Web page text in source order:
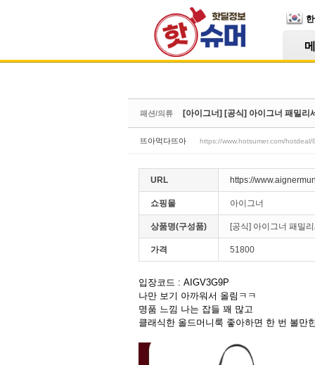
패션/의류 [아이그너] [공식] 아이그너 패밀리
뜨아먹다뜨아 https://www.hotsumer.com/hotdeal/
URL https://
쇼핑몰 아이그너
상품명(구성품) [공식] 아이그너 패밀
가격 51800
입장코드 : AIGV3G9P
나만 보기 아까워서 올림ㅋㅋ
명품 느낌 나는 잡들 꽤 많고
클래식한 올드머니룩 좋아하면 한 번 볼만
Sketchbook5, 스케치북5
Sketchbook5, 스케치북5